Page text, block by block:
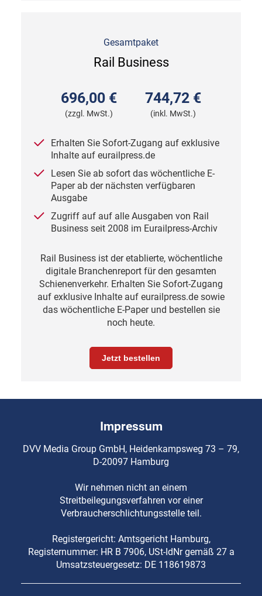
Gesamtpaket
Rail Business
696,00 €
(zzgl. MwSt.)
744,72 €
(inkl. MwSt.)
Erhalten Sie Sofort-Zugang auf exklusive
Inhalte auf eurailpress.de
Lesen Sie ab sofort das wöchentliche E-
Paper ab der nächsten verfügbaren
Ausgabe
Zugriff auf auf alle Ausgaben von Rail
Business seit 2008 im Eurailpress-Archiv
Rail Business ist der etablierte, wöchentliche
digitale Branchenreport für den gesamten
Schienenverkehr. Erhalten Sie Sofort-Zugang
auf exklusive Inhalte auf eurailpress.de sowie
das wöchentliche E-Paper und bestellen sie
noch heute.
Jetzt bestellen
Impressum
DVV Media Group GmbH, Heidenkampsweg 73 – 79,
D-20097 Hamburg
Wir nehmen nicht an einem
Streitbeilegungsverfahren vor einer
Verbraucherschlichtungsstelle teil.
Registergericht: Amtsgericht Hamburg,
Registernummer: HR B 7906, USt-IdNr gemäß 27 a
Umsatzsteuergesetz: DE 118619873